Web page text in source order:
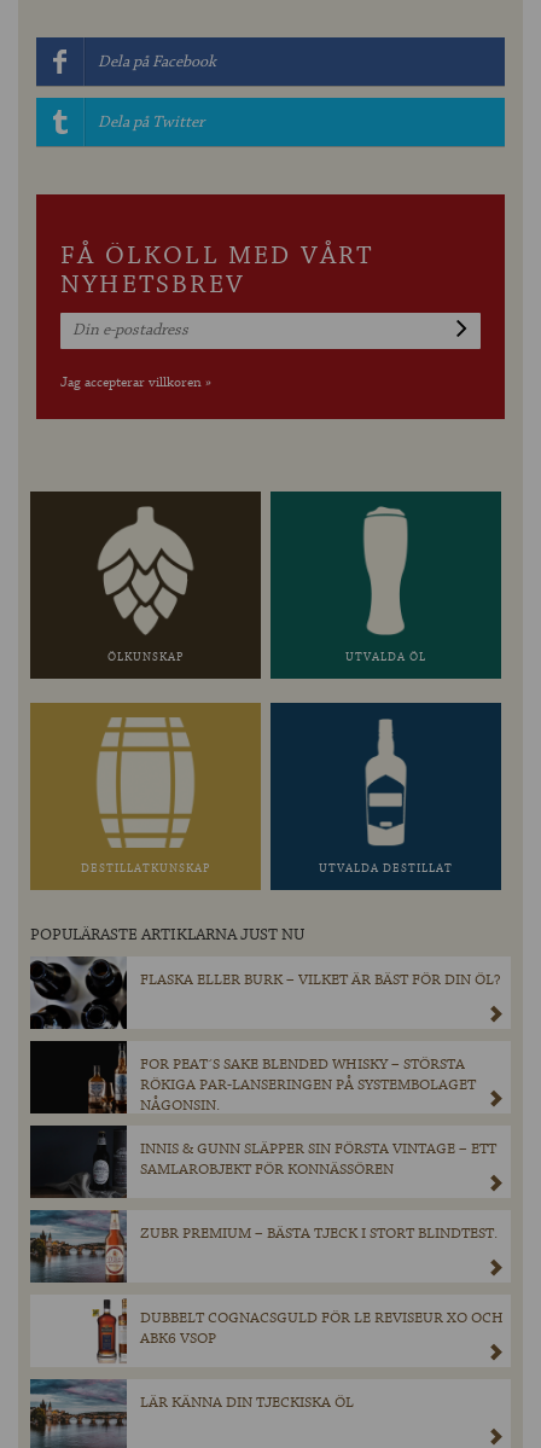
Dela på Facebook
Dela på Twitter
FÅ ÖLKOLL MED VÅRT
NYHETSBREV
Jag accepterar villkoren »
ÖLKUNSKAP UTVALDA ÖL
DESTILLATKUNSKAP UTVALDA DESTILLAT
POPULÄRASTE ARTIKLARNA JUST NU
FLASKA ELLER BURK – VILKET ÄR BÄST FÖR DIN ÖL?
FOR PEAT´S SAKE BLENDED WHISKY – STÖRSTA
RÖKIGA PAR-LANSERINGEN PÅ SYSTEMBOLAGET
NÅGONSIN.
INNIS & GUNN SLÄPPER SIN FÖRSTA VINTAGE – ETT
SAMLAROBJEKT FÖR KONNÄSSÖREN
ZUBR PREMIUM – BÄSTA TJECK I STORT BLINDTEST.
DUBBELT COGNACSGULD FÖR LE REVISEUR XO OCH
ABK6 VSOP
LÄR KÄNNA DIN TJECKISKA ÖL